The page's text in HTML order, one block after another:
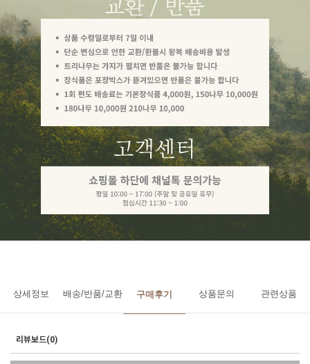
상세정보 배송/반품/교환 구매후기 상품문의 관련상품
리뷰보드(0)